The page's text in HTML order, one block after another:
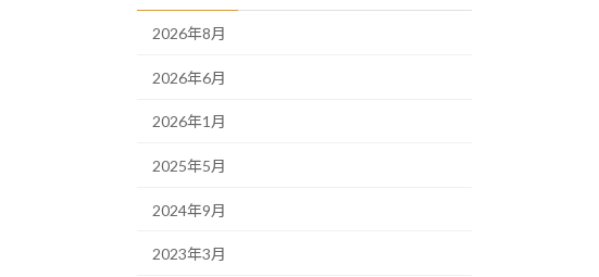
2026年8月
2026年6月
2026年1月
2025年5月
2024年9月
2023年3月